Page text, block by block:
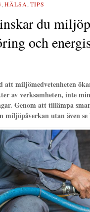
, HÄLSA, TIPS
du
och
att miljömedvetenheten
av verksamheten, inte
Genom att tillämpa
miljöpåverkan utan även